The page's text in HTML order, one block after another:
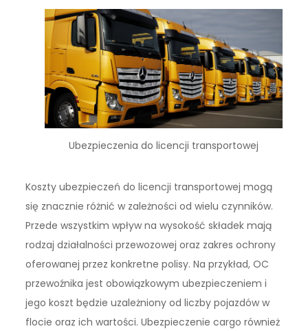
Ubezpieczenia do licencji transportowej
Koszty ubezpieczeń do licencji transportowej mogą
się znacznie różnić w zależności od wielu czynników.
Przede wszystkim wpływ na wysokość składek mają
rodzaj działalności przewozowej oraz zakres ochrony
oferowanej przez konkretne polisy. Na przykład, OC
przewoźnika jest obowiązkowym ubezpieczeniem i
jego koszt będzie uzależniony od liczby pojazdów w
flocie oraz ich wartości. Ubezpieczenie cargo również